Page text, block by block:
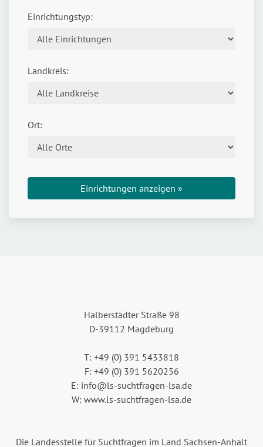
Einrichtungstyp:
Landkreis:
Ort:
Einrichtungen anzeigen »
Halberstädter Straße 98
D-39112 Magdeburg
T: +49 (0) 391 5433818
F: +49 (0) 391 5620256
E: info@ls-suchtfragen-lsa.de
W: www.ls-suchtfragen-lsa.de
Die Landesstelle für Suchtfragen im Land Sachsen-Anhalt